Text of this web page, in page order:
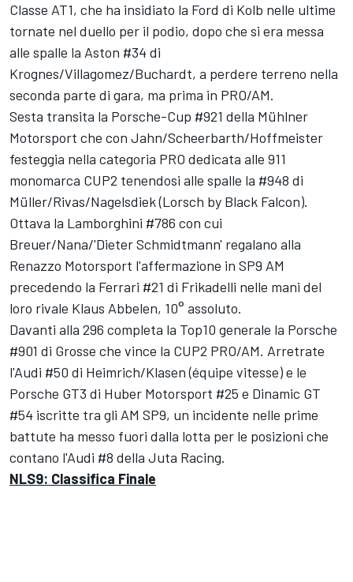
Classe AT1, che ha insidiato la Ford di Kolb nelle ultime
tornate nel duello per il podio, dopo che si era messa
alle spalle la Aston #34 di
Krognes/Villagomez/Buchardt, a perdere terreno nella
seconda parte di gara, ma prima in PRO/AM.
Sesta transita la Porsche-Cup #921 della Mühlner
Motorsport che con Jahn/Scheerbarth/Hoffmeister
festeggia nella categoria PRO dedicata alle 911
monomarca CUP2 tenendosi alle spalle la #948 di
Müller/Rivas/Nagelsdiek (Lorsch by Black Falcon).
Ottava la Lamborghini #786 con cui
Breuer/Nana/'Dieter Schmidtmann' regalano alla
Renazzo Motorsport l'affermazione in SP9 AM
precedendo la Ferrari #21 di Frikadelli nelle mani del
loro rivale Klaus Abbelen, 10° assoluto.
Davanti alla 296 completa la Top10 generale la Porsche
#901 di Grosse che vince la CUP2 PRO/AM. Arretrate
l'Audi #50 di Heimrich/Klasen (équipe vitesse) e le
Porsche GT3 di Huber Motorsport #25 e Dinamic GT
#54 iscritte tra gli AM SP9, un incidente nelle prime
battute ha messo fuori dalla lotta per le posizioni che
contano l'Audi #8 della Juta Racing.
NLS9: Classifica Finale